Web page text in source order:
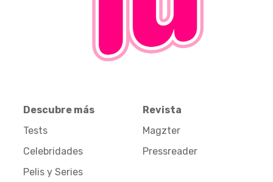
Descubre más
Tests
Celebridades
Pelis y Series
Revista
Magzter
Pressreader